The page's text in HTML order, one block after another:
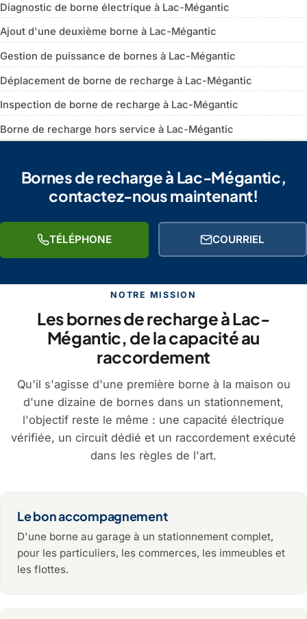
Diagnostic de borne électrique à Lac-Mégantic
Ajout d'une deuxième borne à Lac-Mégantic
Gestion de puissance de bornes à Lac-Mégantic
Déplacement de borne de recharge à Lac-Mégantic
Inspection de borne de recharge à Lac-Mégantic
Borne de recharge hors service à Lac-Mégantic
Bornes de recharge à Lac-Mégantic,
contactez-nous maintenant!
TÉLÉPHONE COURRIEL
NOTRE MISSION
Les bornes de recharge à Lac-
Mégantic, de la capacité au
raccordement
Qu'il s'agisse d'une première borne à la maison ou
d'une dizaine de bornes dans un stationnement,
l'objectif reste le même : une capacité électrique
vérifiée, un circuit dédié et un raccordement exécuté
dans les règles de l'art.
Le bon accompagnement
D'une borne au garage à un stationnement complet,
pour les particuliers, les commerces, les immeubles et
les flottes.